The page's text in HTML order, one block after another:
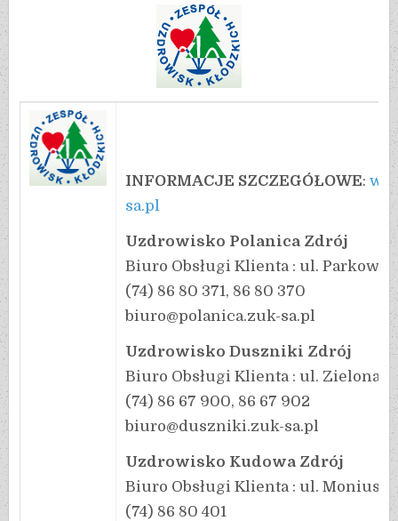
INFORMACJE SZCZEGÓŁOWE:
sa.pl
Uzdrowisko Polanica Zdrój
Biuro Obsługi Klienta : ul. Parkowa
(74) 86 80 371, 86 80 370
biuro@polanica.zuk-sa.pl
Uzdrowisko Duszniki Zdrój
Biuro Obsługi Klienta : ul. Zielona
(74) 86 67 900, 86 67 902
biuro@duszniki.zuk-sa.pl
Uzdrowisko Kudowa Zdrój
Biuro Obsługi Klienta : ul.
(74) 86 80 401